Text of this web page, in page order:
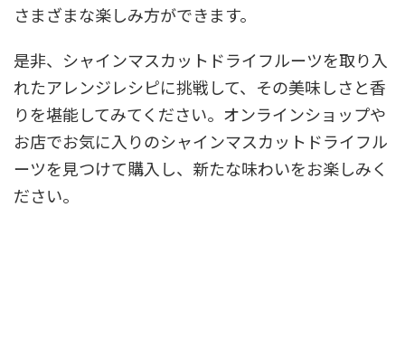
さまざまな楽しみ方ができます。
是非、シャインマスカットドライフルーツを取り入
れたアレンジレシピに挑戦して、その美味しさと香
りを堪能してみてください。オンラインショップや
お店でお気に入りのシャインマスカットドライフル
ーツを見つけて購入し、新たな味わいをお楽しみく
ださい。